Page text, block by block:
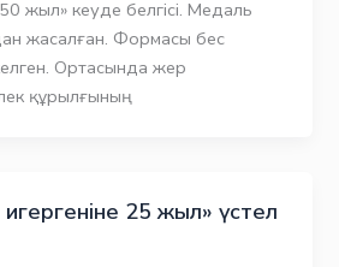
жыл» кеуде белгісі. Медаль
жасалған. Формасы бес
Ортасында жер
құрылғының
игергеніне 25 жыл» үстел